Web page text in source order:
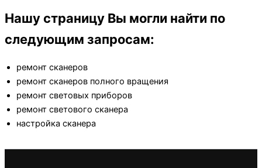
Нашу страницу Вы могли найти по
следующим запросам:
ремонт сканеров
ремонт сканеров полного вращения
ремонт световых приборов
ремонт светового сканера
настройка сканера